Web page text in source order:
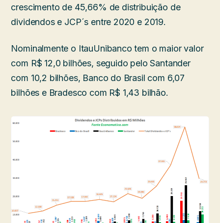
crescimento de 45,66% de distribuição de
dividendos e JCP´s entre 2020 e 2019.
Nominalmente o ItauUnibanco tem o maior valor
com R$ 12,0 bilhões, seguido pelo Santander
com 10,2 bilhões, Banco do Brasil com 6,07
bilhões e Bradesco com R$ 1,43 bilhão.